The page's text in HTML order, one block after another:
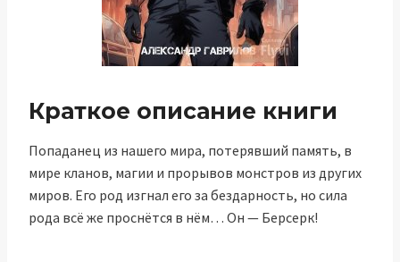
Краткое описание книги
Попаданец из нашего мира, потерявший память, в
мире кланов, магии и прорывов монстров из других
миров. Его род изгнал его за бездарность, но сила
рода всё же проснётся в нём… Он — Берсерк!